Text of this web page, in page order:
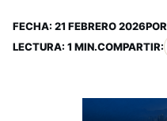
FECHA: 21 FEBRERO 2026POR
LECTURA: 1 MIN.COMPARTIR: